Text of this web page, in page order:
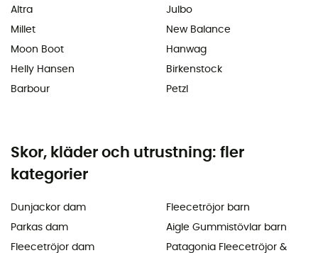
Altra
Millet
Moon Boot
Helly Hansen
Barbour
Julbo
New Balance
Hanwag
Birkenstock
Petzl
Skor, kläder och utrustning: fler
kategorier
Dunjackor dam
Parkas dam
Fleecetröjor dam
Fleecetröjor barn
Aigle Gummistövlar barn
Patagonia Fleecetröjor &